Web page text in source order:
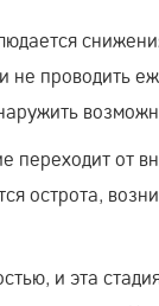
не проводить
от
острота,
и эта